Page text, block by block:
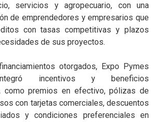
servicios y agropecuario, con una
de emprendedores y empresarios que
con tasas competitivas y plazos
de sus proyectos.
otorgados, Expo Pymes
incentivos y beneficios
como premios en efectivo, pólizas de
con tarjetas comerciales, descuentos
y condiciones preferenciales en